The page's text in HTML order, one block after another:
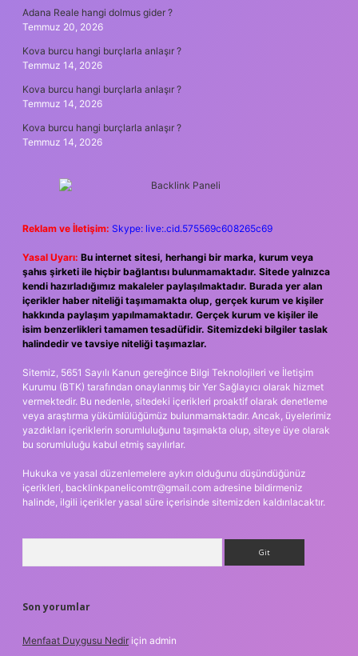
Adana Reale hangi dolmus gider ?
Temmuz 20, 2026
Kova burcu hangi burçlarla anlaşır ?
Temmuz 14, 2026
Kova burcu hangi burçlarla anlaşır ?
Temmuz 14, 2026
Kova burcu hangi burçlarla anlaşır ?
Temmuz 14, 2026
Reklam ve İletişim: Skype: live:.cid.575569c608265c69
Yasal Uyarı: Bu internet sitesi, herhangi bir marka, kurum veya
şahıs şirketi ile hiçbir bağlantısı bulunmamaktadır. Sitede yalnızca
kendi hazırladığımız makaleler paylaşılmaktadır. Burada yer alan
içerikler haber niteliği taşımamakta olup, gerçek kurum ve kişiler
hakkında paylaşım yapılmamaktadır. Gerçek kurum ve kişiler ile
isim benzerlikleri tamamen tesadüfidir. Sitemizdeki bilgiler taslak
halindedir ve tavsiye niteliği taşımazlar.
Sitemiz, 5651 Sayılı Kanun gereğince Bilgi Teknolojileri ve İletişim
Kurumu (BTK) tarafından onaylanmış bir Yer Sağlayıcı olarak hizmet
vermektedir. Bu nedenle, sitedeki içerikleri proaktif olarak denetleme
veya araştırma yükümlülüğümüz bulunmamaktadır. Ancak, üyelerimiz
yazdıkları içeriklerin sorumluluğunu taşımakta olup, siteye üye olarak
bu sorumluluğu kabul etmiş sayılırlar.
Hukuka ve yasal düzenlemelere aykırı olduğunu düşündüğünüz
içerikleri, backlinkpanelicomtr@gmail.com adresine bildirmeniz
halinde, ilgili içerikler yasal süre içerisinde sitemizden kaldırılacaktır.
Son yorumlar
Menfaat Duygusu Nedir için admin